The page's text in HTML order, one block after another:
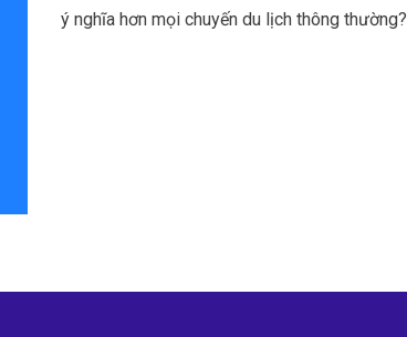
ý nghĩa hơn mọi chuyến du lịch thông thường?